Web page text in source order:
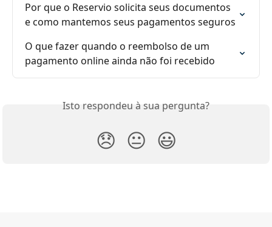
Por que o Reservio solicita seus documentos
e como mantemos seus pagamentos seguros
O que fazer quando o reembolso de um
pagamento online ainda não foi recebido
Isto respondeu à sua pergunta?
😞 😐 😃